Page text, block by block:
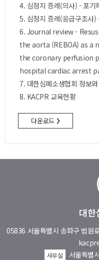
4. 심정지 증례(의사) - 포기
5. 심정지 증례(응급구조사)
6. Journal review -
the aorta (REBOA) as
the coronary perfusion
hospital cardiac arrest
7. 대한심폐소생협회 정보
8. KACPR 교육현황
다운로드 ›
대한
05836 서울특별시 송파구 법원
사무실 서울특별